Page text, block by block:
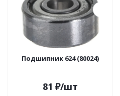
Подшипник 624 (80024)
81 ₽/шт